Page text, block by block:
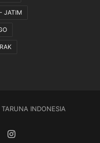
JATIM
INDONESIA
Instagram